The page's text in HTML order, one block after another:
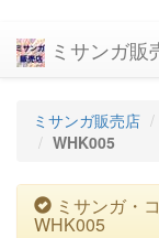
ミサンガ販
ミサンガ販売店
WHK005
ミサンガ・
WHK005